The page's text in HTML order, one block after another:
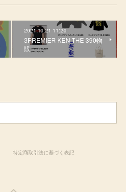
2021.10.21 11:20
3PREMIER KEN THE 390物
販
特定商取引法に基づく表記